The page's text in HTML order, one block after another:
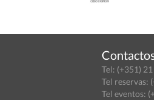
Tel: (+351)
Tel reservas:
Tel eventos: